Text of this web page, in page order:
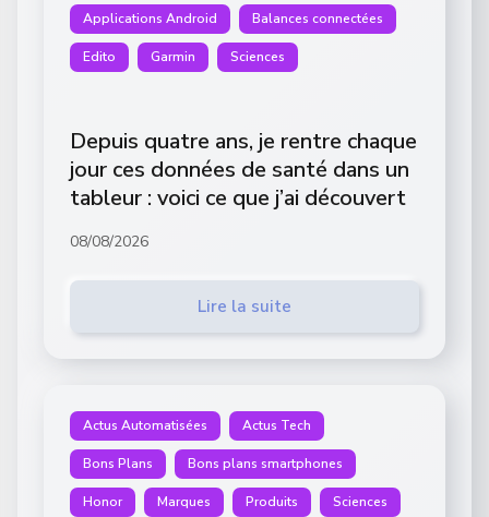
Applications Android Balances connectées
Edito Garmin Sciences
Depuis quatre ans, je rentre chaque
jour ces données de santé dans un
tableur : voici ce que j’ai découvert
08/08/2026
Lire la suite
Actus Automatisées Actus Tech
Bons Plans Bons plans smartphones
Honor Marques Produits Sciences